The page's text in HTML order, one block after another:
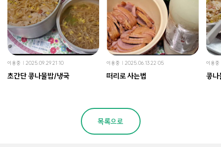
이용중 2025.09.29 21:10
초간단 콩나물밥/냉국
이용중 2025.06.13 22:05
떠리로 사는법
이용중
콩나
목록으로